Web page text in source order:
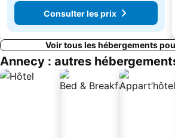
Consulter les prix
Voir tous les hébergements
Annecy : autres